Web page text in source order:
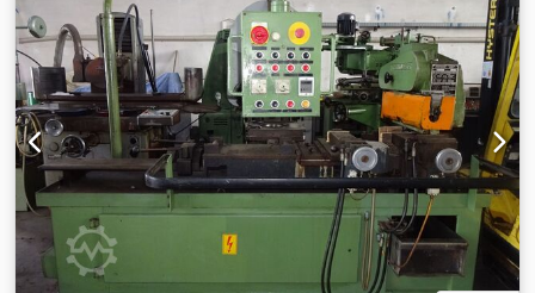
Rj Ai Terf Área de corte cuadrada Capacidad de corte
cuadrada 105 x 105 mm Unidad de serrado Potencia de la
unidad de serrado 6,5/8 kw Velocidad del eje de sierra
Velocidad del eje de sierra 1700/3400 rpm/rpm Longitud
máxima de avance Longitud máxima de avance 9999 mm
Longitud de avance más corta Longitud de avance más
corta 10 mm Peso Peso 2300 kg Ausstattung /
equipamiento: BEHRINGER SPS Steuerung / SPS Control
Micro-Sprüheinrichtung / micro lubricación Filo cero
controlado Ampliación de la ranura de corte
Maschinenleuchte / luz de máquina Vertikale
Hauptspannung / sujeción principal vertical